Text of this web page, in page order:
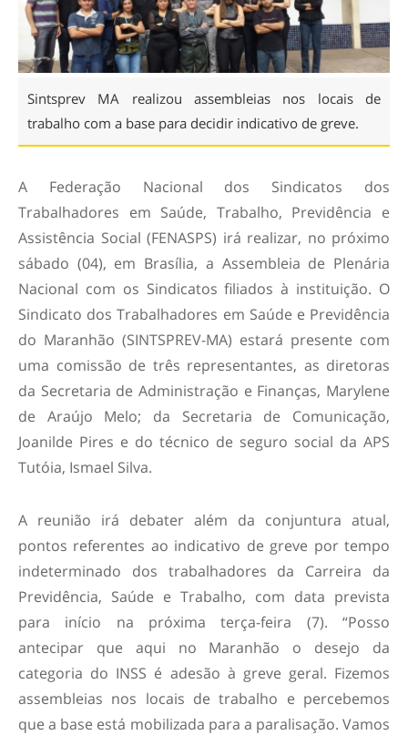
Sintsprev MA realizou assembleias nos locais de
trabalho com a base para decidir indicativo de greve.
A Federação Nacional dos Sindicatos dos
Trabalhadores em Saúde, Trabalho, Previdência e
Assistência Social (FENASPS) irá realizar, no próximo
sábado (04), em Brasília, a Assembleia de Plenária
Nacional com os Sindicatos filiados à instituição. O
Sindicato dos Trabalhadores em Saúde e Previdência
do Maranhão (SINTSPREV-MA) estará presente com
uma comissão de três representantes, as diretoras
da Secretaria de Administração e Finanças, Marylene
de Araújo Melo; da Secretaria de Comunicação,
Joanilde Pires e do técnico de seguro social da APS
Tutóia, Ismael Silva.
A reunião irá debater além da conjuntura atual,
pontos referentes ao indicativo de greve por tempo
indeterminado dos trabalhadores da Carreira da
Previdência, Saúde e Trabalho, com data prevista
para início na próxima terça-feira (7). “Posso
antecipar que aqui no Maranhão o desejo da
categoria do INSS é adesão à greve geral. Fizemos
assembleias nos locais de trabalho e percebemos
que a base está mobilizada para a paralisação. Vamos